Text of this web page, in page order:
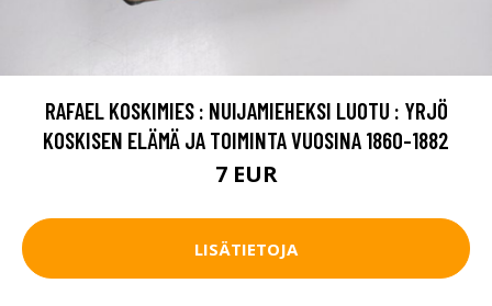
RAFAEL KOSKIMIES : NUIJAMIEHEKSI LUOTU : YRJÖ
KOSKISEN ELÄMÄ JA TOIMINTA VUOSINA 1860-1882
7 EUR
LISÄTIETOJA